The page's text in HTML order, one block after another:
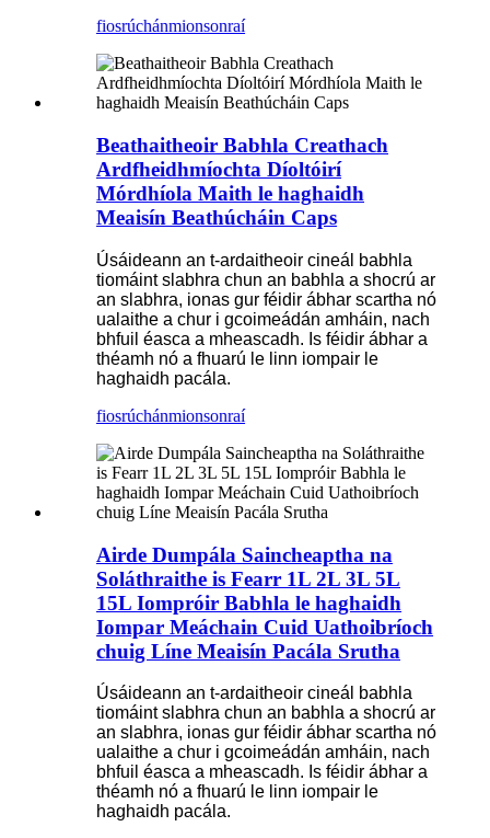
fiosrúchánmionsonraí
Beathaitheoir Babhla Creathach
Ardfheidhmíochta Díoltóirí
Mórdhíola Maith le haghaidh
Meaisín Beathúcháin Caps
Úsáideann an t-ardaitheoir cineál babhla
tiomáint slabhra chun an babhla a shocrú ar
an slabhra, ionas gur féidir ábhar scartha nó
ualaithe a chur i gcoimeádán amháin, nach
bhfuil éasca a mheascadh. Is féidir ábhar a
théamh nó a fhuarú le linn iompair le
haghaidh pacála.
fiosrúchánmionsonraí
Airde Dumpála Saincheaptha na
Soláthraithe is Fearr 1L 2L 3L 5L
15L Iompróir Babhla le haghaidh
Iompar Meáchain Cuid Uathoibríoch
chuig Líne Meaisín Pacála Srutha
Úsáideann an t-ardaitheoir cineál babhla
tiomáint slabhra chun an babhla a shocrú ar
an slabhra, ionas gur féidir ábhar scartha nó
ualaithe a chur i gcoimeádán amháin, nach
bhfuil éasca a mheascadh. Is féidir ábhar a
théamh nó a fhuarú le linn iompair le
haghaidh pacála.